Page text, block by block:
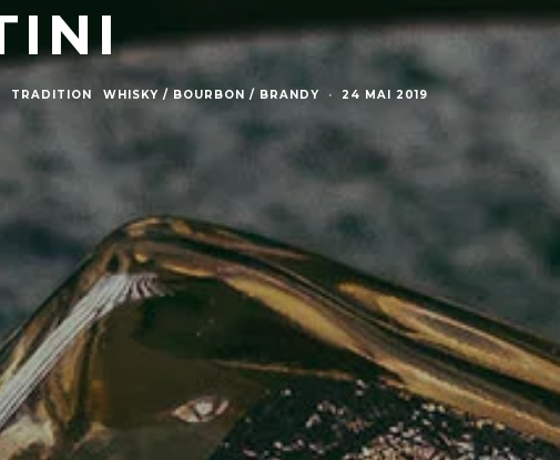
TRADITION WHISKY / BOURBON / BRANDY · 24 MAI 2019